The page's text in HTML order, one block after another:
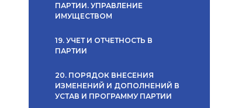
ПАРТИИ. УПРАВЛЕНИЕ
ИМУЩЕСТВОМ
19. УЧЕТ И ОТЧЕТНОСТЬ В
ПАРТИИ
20. ПОРЯДОК ВНЕСЕНИЯ
ИЗМЕНЕНИЙ И ДОПОЛНЕНИЙ В
УСТАВ И ПРОГРАММУ ПАРТИИ